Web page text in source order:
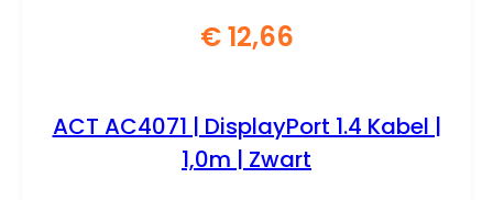
€12,66
ACT AC4071 | DisplayPort 1.4 Kabel |
1,0m | Zwart